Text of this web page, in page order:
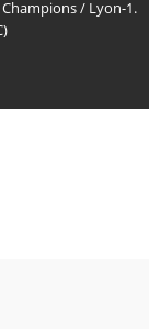
Champions/ Lyon-1.